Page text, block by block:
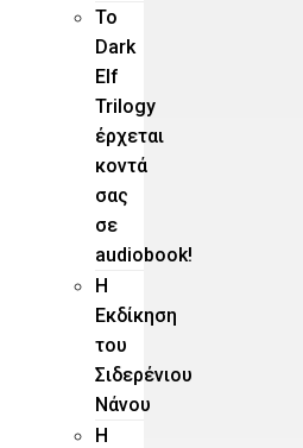
Το
Dark
Elf
Trilogy
έρχεται
κοντά
σας
σε
audiobook!
Η
Εκδίκηση
του
Σιδερένιου
Νάνου
Η